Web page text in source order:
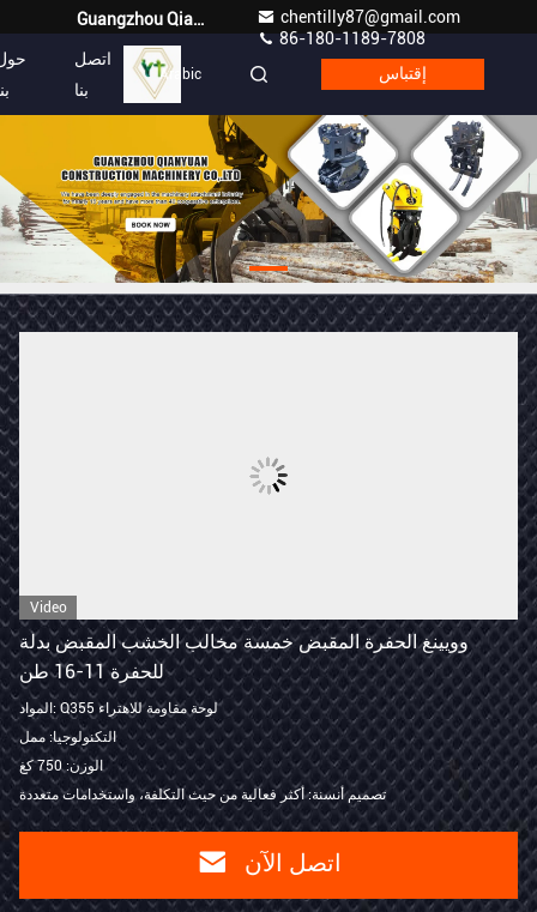
Guangzhou Qianyuan Construction Machinery Co,.LTD
chentilly87@gmail.com
86-180-1189-7808
اتصل
بنا
Arabic إقتباس
Video
وويينغ الحفرة المقبض خمسة مخالب الخشب المقبض بدلة
للحفرة 11-16 طن
المواد: Q355 لوحة مقاومة للاهتراء
التكنولوجيا: ممل
الوزن: 750 كغ
تصميم أنسنة: أكثر فعالية من حيث التكلفة، واستخدامات متعددة
اتصل الآن